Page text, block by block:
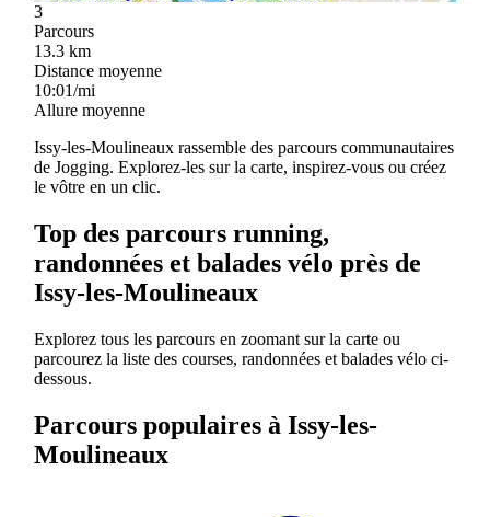
3
Parcours
13.3 km
Distance moyenne
10:01/mi
Allure moyenne
Issy-les-Moulineaux rassemble des parcours communautaires
de Jogging. Explorez-les sur la carte, inspirez-vous ou créez
le vôtre en un clic.
Top des parcours running,
randonnées et balades vélo près de
Issy-les-Moulineaux
Explorez tous les parcours en zoomant sur la carte ou
parcourez la liste des courses, randonnées et balades vélo ci-
dessous.
Parcours populaires à Issy-les-
Moulineaux